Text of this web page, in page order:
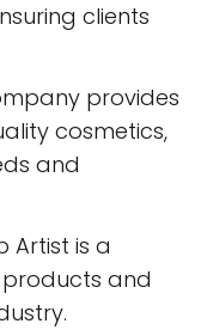
clients
provides
cosmetics,
and
Artist is a
and